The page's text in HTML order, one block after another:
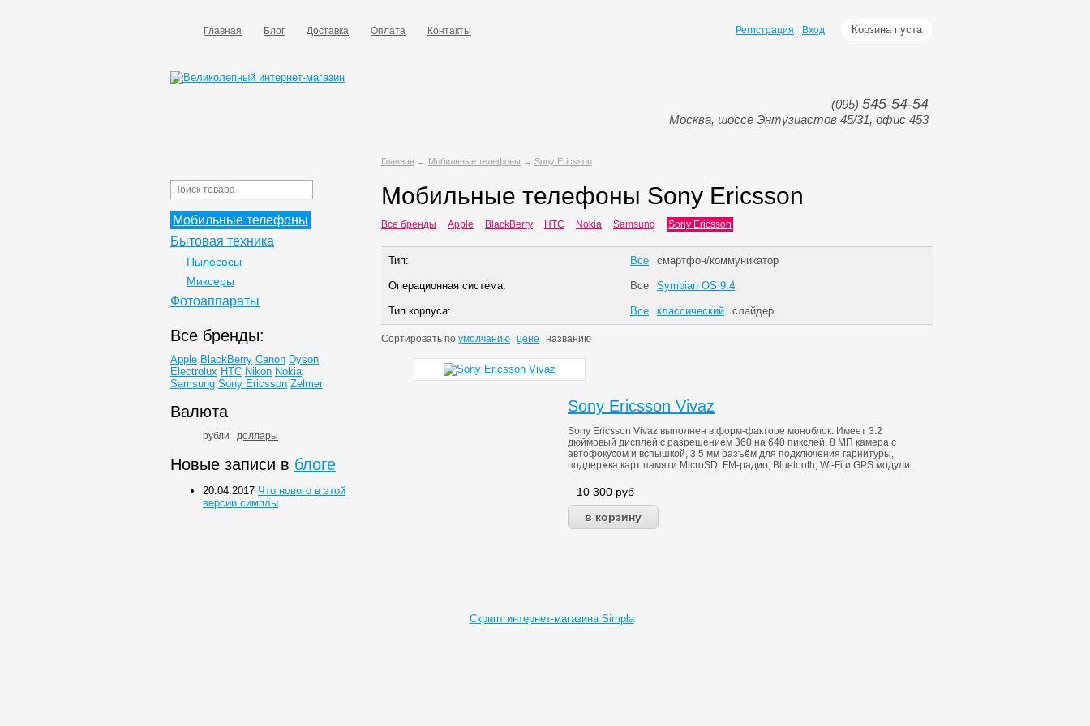
Главная Блог Доставка Оплата Контакты Корзина пуста
Регистрация Вход
(095) 545-54-54
Москва, шоссе Энтузиастов 45/31, офис 453
Главная → Мобильные телефоны → Sony Ericsson
Мобильные телефоны Sony Ericsson
Все бренды Apple BlackBerry HTC Nokia Samsung Sony Ericsson
Тип: Все смартфон/коммуникатор
Операционная система: Все Symbian OS 9.4
Тип корпуса: Все классический слайдер
Сортировать по умолчанию цене названию
Sony Ericsson Vivaz
Sony Ericsson Vivaz выполнен в форм-факторе моноблок. Имеет 3.2
дюймовый дисплей с разрешением 360 на 640 пикслей, 8 МП камера с
автофокусом и вспышкой, 3.5 мм разъём для подключения гарнитуры,
поддержка карт памяти MicroSD, FM-радио, Bluetooth, Wi-Fi и GPS модули.
10 300 руб
Мобильные телефоны
Бытовая техника
Пылесосы
Миксеры
Фотоаппараты
Все бренды:
Apple BlackBerry Canon Dyson
Electrolux HTC Nikon Nokia
Samsung Sony Ericsson Zelmer
Валюта
рубли доллары
Новые записи в блоге
20.04.2017 Что нового в этой
версии симплы
Скрипт интернет-магазина Simpla